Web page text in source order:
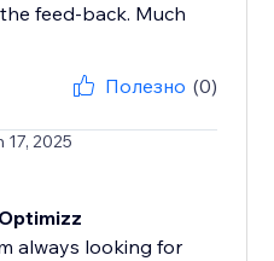
feed-back. Much
Полезно (0)
17, 2025
always looking for